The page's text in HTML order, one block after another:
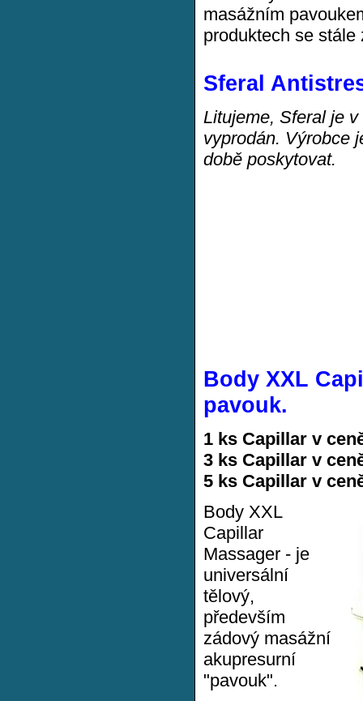
masážním
produktech se stále
Sferal
Litujeme, Sferal je
vyprodán. Výrobce
době poskytovat.
Body XXL
pavouk.
1 ks Capillar v
3 ks Capillar v
5 ks Capillar v
Body XXL
Capillar
Massager - je
universální
tělový,
především
zádový masážní
akupresurní
"pavouk".